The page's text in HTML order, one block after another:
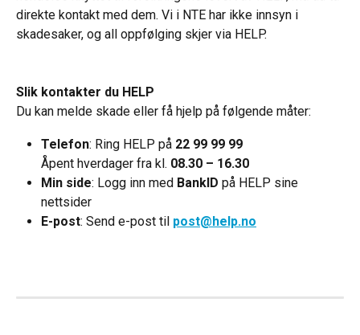
direkte kontakt med dem. Vi i NTE har ikke innsyn i
skadesaker, og all oppfølging skjer via HELP.
Slik kontakter du HELP
Du kan melde skade eller få hjelp på følgende måter:
Telefon: Ring HELP på 22 99 99 99
Åpent hverdager fra kl. 08.30 – 16.30
Min side: Logg inn med BankID på HELP sine
nettsider
E-post: Send e-post til post@help.no